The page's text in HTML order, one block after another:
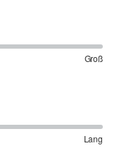
Groß
Lang